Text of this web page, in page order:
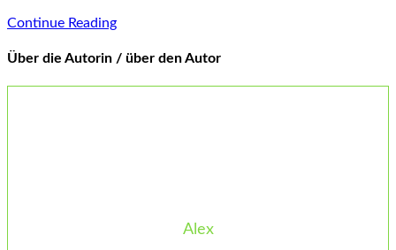
Continue Reading
Über die Autorin / über den Autor
Alex